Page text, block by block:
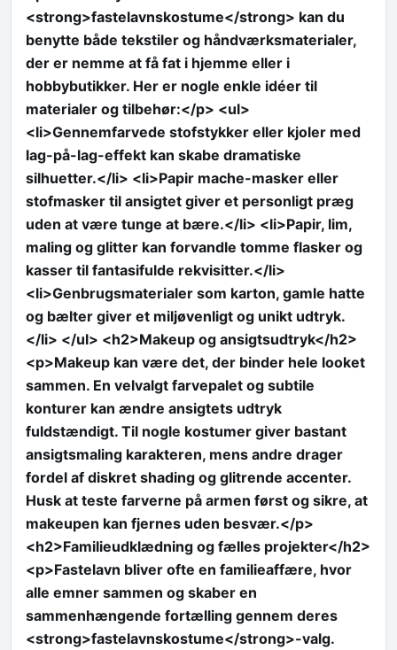
<strong>fastelavnskostume</strong> kan du
benytte både tekstiler og håndværksmaterialer,
der er nemme at få fat i hjemme eller i
hobbybutikker. Her er nogle enkle idéer til
materialer og tilbehør:</p> <ul>
<li>Gennemfarvede stofstykker eller kjoler med
lag-på-lag-effekt kan skabe dramatiske
silhuetter.</li> <li>Papir mache-masker eller
stofmasker til ansigtet giver et personligt præg
uden at være tunge at bære.</li> <li>Papir, lim,
maling og glitter kan forvandle tomme flasker og
kasser til fantasifulde rekvisitter.</li>
<li>Genbrugsmaterialer som karton, gamle hatte
og bælter giver et miljøvenligt og unikt udtryk.
</li> </ul> <h2>Makeup og ansigtsudtryk</h2>
<p>Makeup kan være det, der binder hele looket
sammen. En velvalgt farvepalet og subtile
konturer kan ændre ansigtets udtryk
fuldstændigt. Til nogle kostumer giver bastant
ansigtsmaling karakteren, mens andre drager
fordel af diskret shading og glitrende accenter.
Husk at teste farverne på armen først og sikre, at
makeupen kan fjernes uden besvær.</p>
<h2>Familieudklædning og fælles projekter</h2>
<p>Fastelavn bliver ofte en familieaffære, hvor
alle emner sammen og skaber en
sammenhængende fortælling gennem deres
<strong>fastelavnskostume</strong>-valg.